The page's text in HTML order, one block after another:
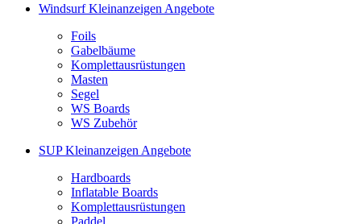
Windsurf Kleinanzeigen Angebote
Foils
Gabelbäume
Komplettausrüstungen
Masten
Segel
WS Boards
WS Zubehör
SUP Kleinanzeigen Angebote
Hardboards
Inflatable Boards
Komplettausrüstungen
Paddel